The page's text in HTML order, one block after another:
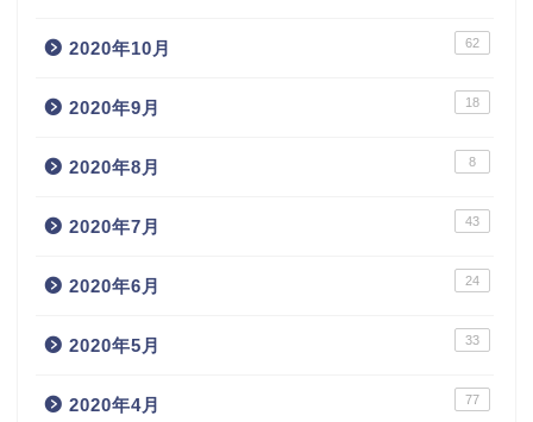
2020年10月 62
2020年9月 18
2020年8月 8
2020年7月 43
2020年6月 24
2020年5月 33
2020年4月 77